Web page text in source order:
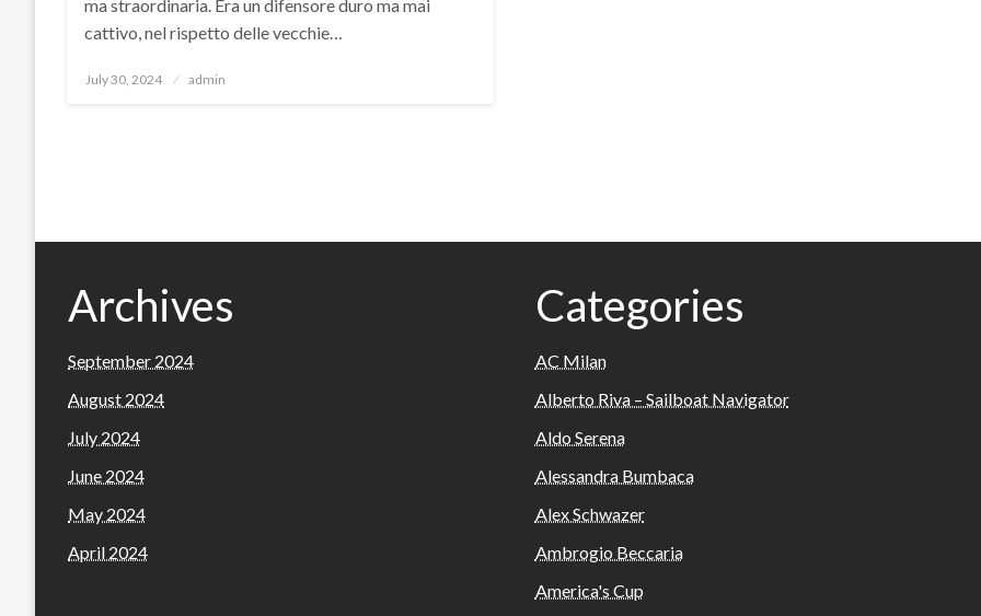
ma straordinaria. Era un difensore duro ma mai
cattivo, nel rispetto delle vecchie…
Posted
July 30, 2024 admin
Archives
September 2024
August 2024
July 2024
June 2024
May 2024
April 2024
Categories
AC Milan
Alberto Riva – Sailboat Navigator
Aldo Serena
Alessandra Bumbaca
Alex Schwazer
Ambrogio Beccaria
America's Cup